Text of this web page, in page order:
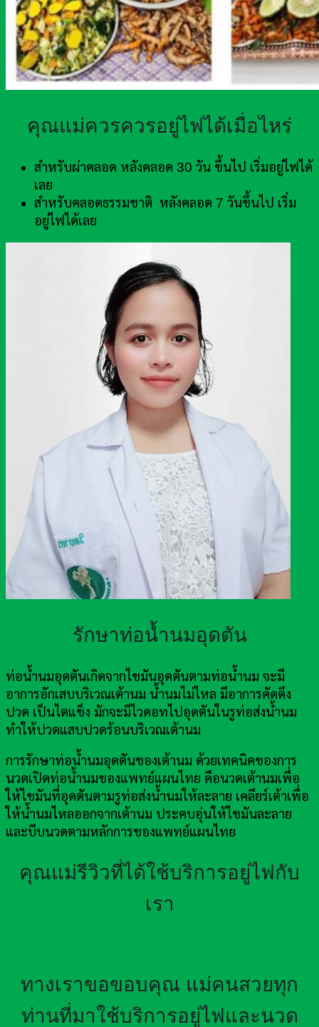
คุณแม่ควรควรอยู่ไฟได้เมื่อไหร่
สำหรับผ่าคลอด หลังคลอด 30 วัน ขึ้นไป เริ่มอยู่ไฟได้
เลย
สำหรับคลอดธรรมชาติ หลังคลอด 7 วันขึ้นไป เริ่ม
อยู่ไฟได้เลย
รักษาท่อน้ำนมอุดตัน
ท่อน้ำนมอุดตันเกิดจากไขมันอุดตันตามท่อน้ำนม จะมี
อาการอักเสบบริเวณเต้านม น้ำนมไม่ไหล มีอาการคัดตึง
ปวด เป็นไตแข็ง มักจะมีไวดอทไปอุดตันในรูท่อส่งน้ำนม
ทำให้ปวดแสบปวดร้อนบริเวณเต้านม
การรักษาท่อน้ำนมอุดตันของเต้านม ด้วยเทคนิคของการ
นวดเปิดท่อน้ำนมของแพทย์แผนไทย คือนวดเต้านมเพื่อ
ให้ไขมันที่อุดตันตามรูท่อส่งน้ำนมให้ละลาย เคลียร์เต้าเพื่อ
ให้น้ำนมไหลออกจากเต้านม ประคบอุ่นให้ไขมันละลาย
และบีบนวดตามหลักการของแพทย์แผนไทย
คุณแม่รีวิวที่ได้ใช้บริการอยู่ไฟกับ
เรา
ทางเราขอขอบคุณ แม่คนสวยทุก
ท่านที่มาใช้บริการอยู่ไฟและนวด